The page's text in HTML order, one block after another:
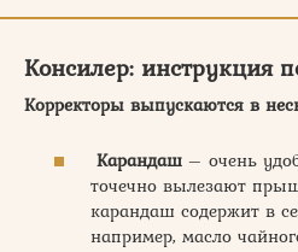
Консилер: инструкция
Корректоры выпускаются в
Карандаш – очень
точечно вылезают
карандаш содержит в
например, масло